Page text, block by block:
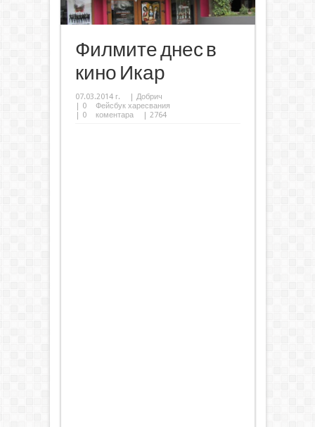
Филмите днес в
кино Икар
07.03.2014 г. | Добрич
| 0
Фейсбук харесвания
| 0 коментара | 2764